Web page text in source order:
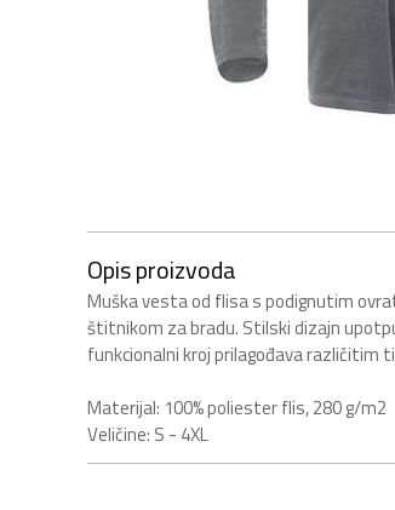
Opis proizvoda
Muška vesta od flisa s podignutim
štitnikom za bradu. Stilski dizajn
funkcionalni kroj prilagođava različitim
Materijal: 100% poliester flis, 280 g/m2
Veličine: S - 4XL